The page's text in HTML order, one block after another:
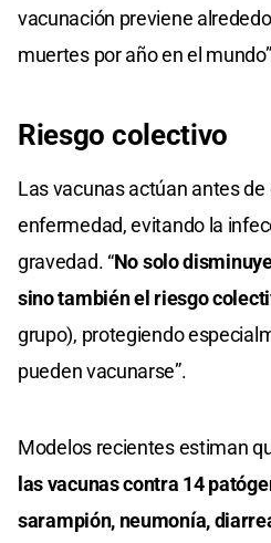
vacunación previene
muertes por año en el
Riesgo colectivo
Las vacunas actúan antes de
enfermedad, evitando la
gravedad. “No solo
sino también el riesgo
grupo), protegiendo
pueden vacunarse”.
Modelos recientes estiman
las vacunas contra 14
sarampión, neumonía,